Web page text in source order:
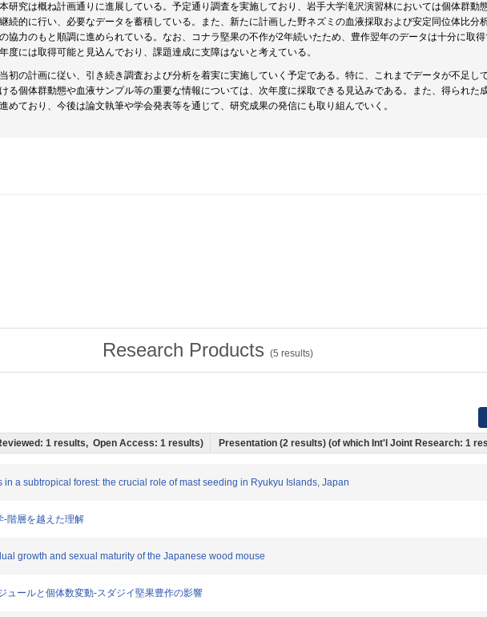
本研究は概ね計画通りに進展している。予定通り調査を実施しており、岩手大学滝沢演習林においては個体群動
継続的に行い、必要なデータを蓄積している。また、新たに計画した野ネズミの血液採取および安定同位体比分
の協力のもと順調に進められている。なお、コナラ堅果の不作が2年続いたため、豊作翌年のデータは十分に取
年度には取得可能と見込んでおり、課題達成に支障はないと考えている。
当初の計画に従い、引き続き調査および分析を着実に実施していく予定である。特に、これまでデータが不足し
ける個体群動態や血液サンプル等の重要な情報については、次年度に採取できる見込みである。また、得られた
進めており、今後は論文執筆や学会発表等を通じて、研究成果の発信にも取り組んでいく。
Research Products (5 results)
1 results, Open Access: 1 results) Presentation (2 results) (of which Int'l Joint Research: 1
a subtropical forest: the crucial role of mast seeding in Ryukyu Islands, Japan
-階層を越えた理解
growth and sexual maturity of the Japanese wood mouse
ュールと個体数変動-スダジイ堅果豊作の影響